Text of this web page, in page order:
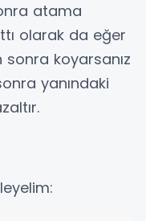
atama
olarak da eğer
koyarsanız
yanındaki